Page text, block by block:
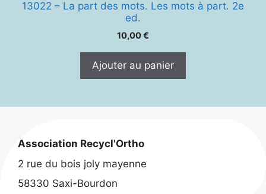
13022 – La part des mots. Les mots à part. 2e
ed.
10,00€
Ajouter au panier
Association Recycl'Ortho
2 rue du bois joly mayenne
58330 Saxi-Bourdon